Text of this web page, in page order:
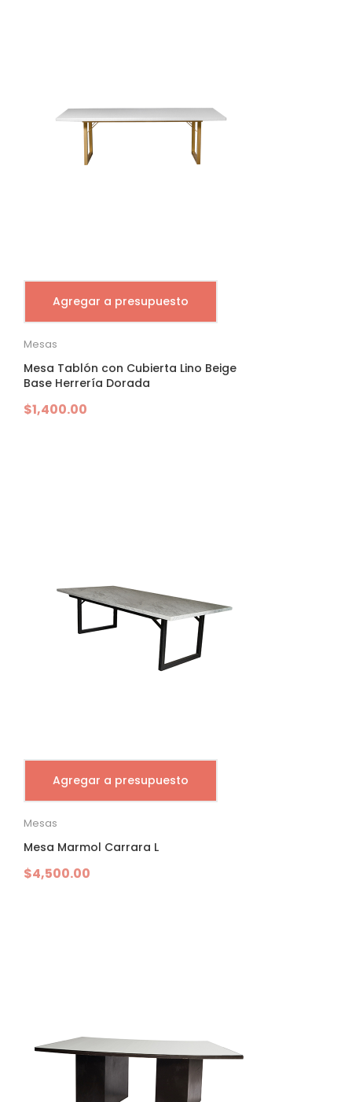
Agregar a presupuesto
Mesas
Mesa Tablón con Cubierta Lino Beige
Base Herrería Dorada
$1,400.00
Agregar a presupuesto
Mesas
Mesa Marmol Carrara L
$4,500.00